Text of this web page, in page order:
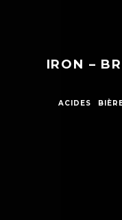
IRON –
ACIDES